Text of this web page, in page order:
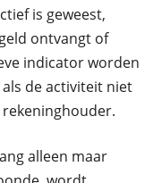
is geweest,
ontvangt of
indicator worden
de activiteit niet
alleen maar